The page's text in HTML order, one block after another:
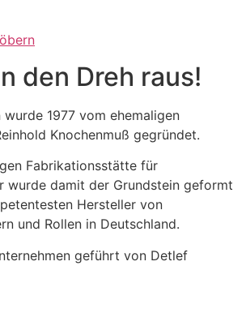
den Dreh raus!
wurde 1977 vom ehemaligen
Knochenmuß gegründet.
Fabrikationsstätte für
wurde damit der Grundstein geformt
Hersteller von
und Rollen in Deutschland.
geführt von Detlef